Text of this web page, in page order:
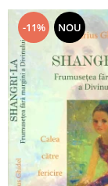
-11% NOU